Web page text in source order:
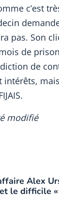
c’est
pas. Son
de
de
intérêts,
modifié
Alex
le difficile